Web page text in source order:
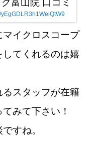
イクロスコープ
てくれるのは嬉
スタッフが在籍
みて下さい！
すね。